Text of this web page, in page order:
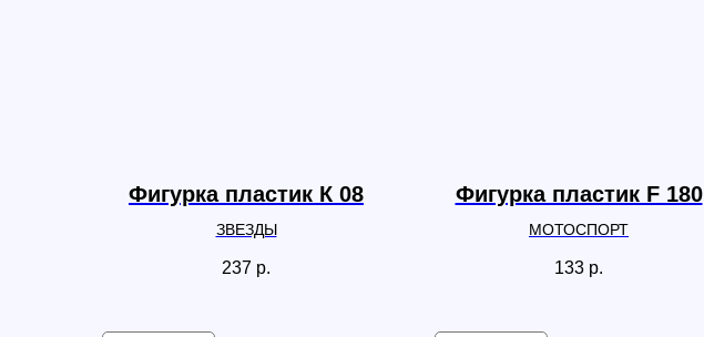
Фигурка пластик К 08
ЗВЕЗДЫ
237 р.
Фигурка пластик F 180
МОТОСПОРТ
133 р.